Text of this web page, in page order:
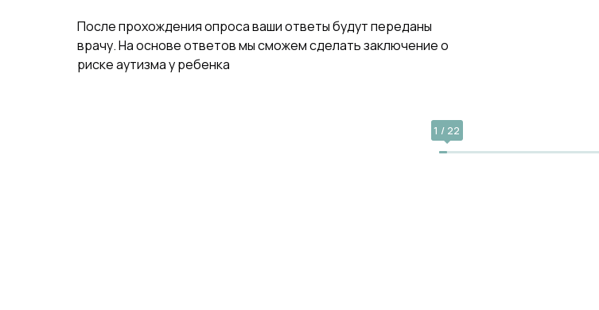
После прохождения опроса ваши ответы будут переданы
врачу. На основе ответов мы сможем сделать заключение о
риске аутизма у ребенка